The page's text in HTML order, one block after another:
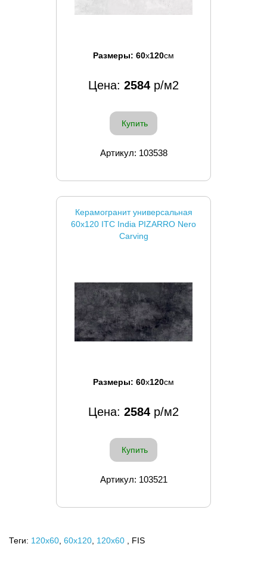
Размеры: 60x120см
Цена: 2584 р/м2
Купить
Артикул: 103538
Керамогранит универсальная
60x120 ITC India PIZARRO Nero
Carving
Размеры: 60x120см
Цена: 2584 р/м2
Купить
Артикул: 103521
Теги: 120x60 60х120 120х60 , FIS